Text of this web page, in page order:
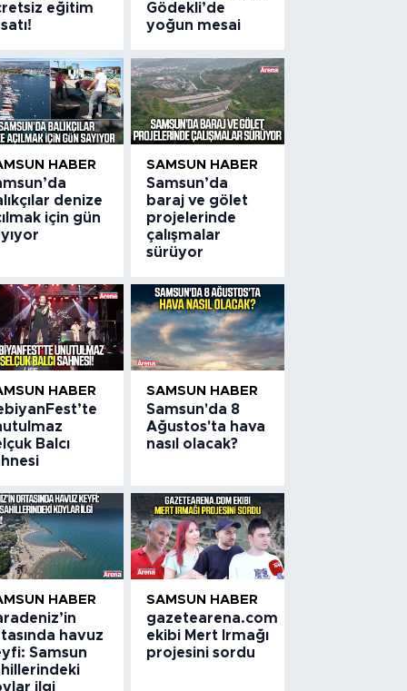
eğitim
Gödekli’de
yoğun mesai
HABER
denize
için gün
SAMSUN HABER
Samsun’da
baraj ve gölet
projelerinde
çalışmalar
sürüyor
HABER
Balcı
SAMSUN HABER
Samsun'da 8
Ağustos'ta hava
nasıl olacak?
HABER
havuz
Samsun
ilgi
SAMSUN HABER
gazetearena.com
ekibi Mert Irmağı
projesini sordu